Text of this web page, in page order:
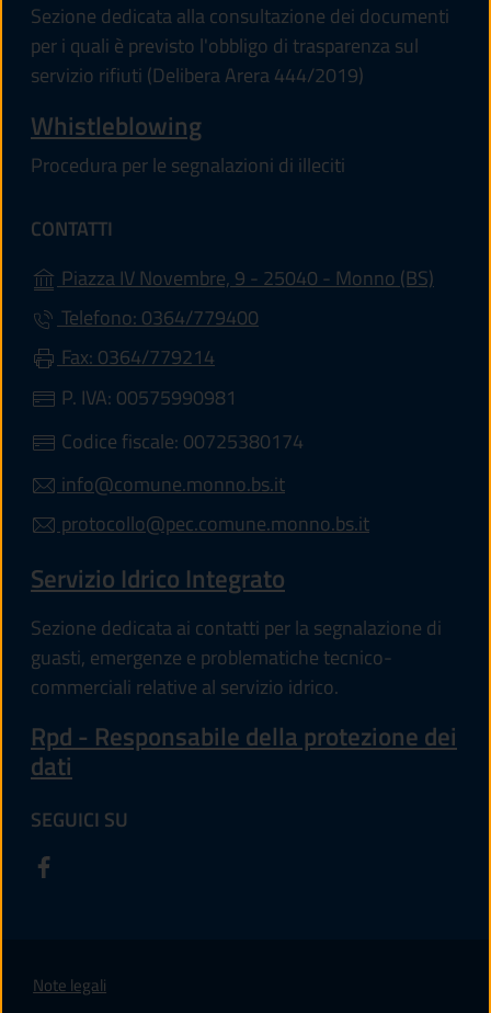
Sezione dedicata alla consultazione dei documenti
per i quali è previsto l'obbligo di trasparenza sul
servizio rifiuti (Delibera Arera 444/2019)
Whistleblowing
Procedura per le segnalazioni di illeciti
CONTATTI
Piazza IV Novembre, 9 - 25040 - Monno (BS)
Telefono: 0364/779400
Fax: 0364/779214
P. IVA: 00575990981
Codice fiscale: 00725380174
info@comune.monno.bs.it
protocollo@pec.comune.monno.bs.it
Servizio Idrico Integrato
Sezione dedicata ai contatti per la segnalazione di
guasti, emergenze e problematiche tecnico-
commerciali relative al servizio idrico.
Rpd - Responsabile della protezione dei
dati
SEGUICI SU
Note legali